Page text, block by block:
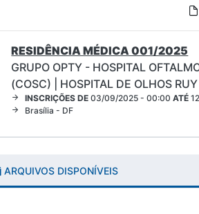
RESIDÊNCIA MÉDICA 001/2025
GRUPO OPTY - HOSPITAL
(COSC) | HOSPITAL DE OLHOS
INSCRIÇÕES DE 03/09/2025 - 00:00ATÉ
Brasília - DF
ARQUIVOS DISPONÍVEIS